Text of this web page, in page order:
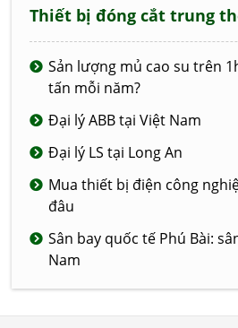
Thiết bị đóng cắt trung
Sản lượng mủ cao su trên
tấn mỗi năm?
Đại lý ABB tại Việt Nam
Đại lý LS tại Long An
Mua thiết bị điện công
đâu
Sân bay quốc tế Phú Bài:
Nam